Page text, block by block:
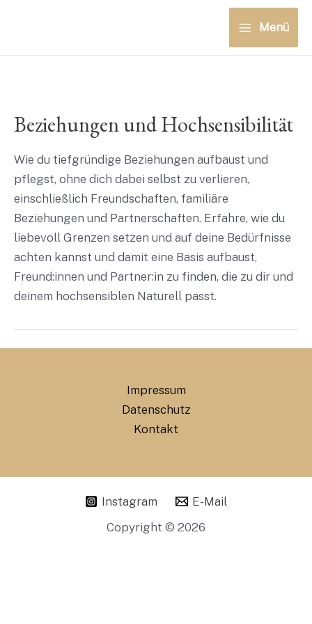
Main
Menü
Beziehungen und Hochsensibilität
Wie du tiefgründige Beziehungen aufbaust und
pflegst, ohne dich dabei selbst zu verlieren,
einschließlich Freundschaften, familiäre
Beziehungen und Partnerschaften. Erfahre, wie du
liebevoll Grenzen setzen und auf deine Bedürfnisse
achten kannst und damit eine Basis aufbaust,
Freund:innen und Partner:in zu finden, die zu dir und
deinem hochsensiblen Naturell passt.
Impressum
Datenschutz
Kontakt
Instagram
E-Mail
Copyright © 2026